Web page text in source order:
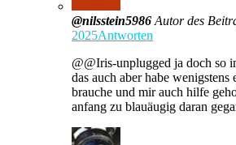
@nilsstein5986 Autor des
2025Antworten
@@Iris-unplugged ja doch so
das auch aber habe
brauche und mir auch hilfe
anfang zu blauäugig daran